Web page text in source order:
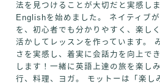
法を見つけることが大切だと実感し
Englishを始めました。 ネイティブ
を、初心者でも分かりやすく、楽し
活かしてレッスンを作っています。
さを実感し、着実に会話力を向上で
します！一緒に英語上達の旅を楽し
行、料理、ヨガ。 モットーは「楽し